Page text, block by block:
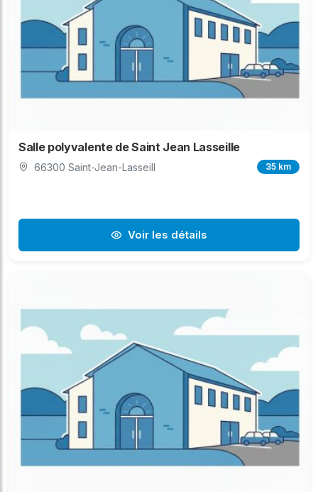
Salle polyvalente de Saint Jean Lasseille
66300 Saint-Jean-Lasseill 35 km
Voir les détails